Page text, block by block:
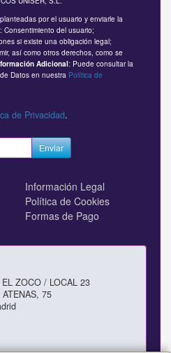
por el usuario y enviarle la
: Consentimiento del usuario;
si existe una obligación legal;
así como otros derechos, como se
Adicional: Puede consultar la
Datos en nuestra Política de
de Privacidad.
Enviar
Información Legal
Política de Cookies
Formas de Pago
ZOCO / LOCAL 23
75